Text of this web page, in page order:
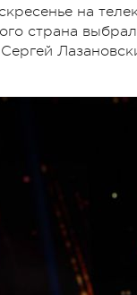
на
страна